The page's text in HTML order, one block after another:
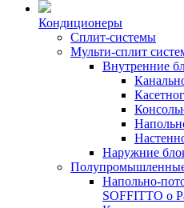
Кондиционеры
Сплит-системы
Мульти-сплит
Внутренние
Наружние
Напольно-
SOFFITTO o